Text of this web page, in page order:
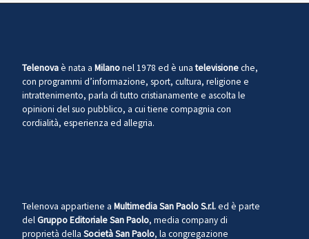
Telenovaè nata a Milanonel 1978 ed è unatelevisioneche,
con programmi d’informazione, sport, cultura, religione e
intrattenimento, parla di tutto cristianamente e ascolta le
opinioni del suo pubblico, a cui tiene compagnia con
cordialità, esperienza ed allegria.
Telenova appartiene a Multimedia San Paolo S.r.l.ed è parte
delGruppo Editoriale San Paolo, media company di
proprietà della Società San Paolo, la congregazione